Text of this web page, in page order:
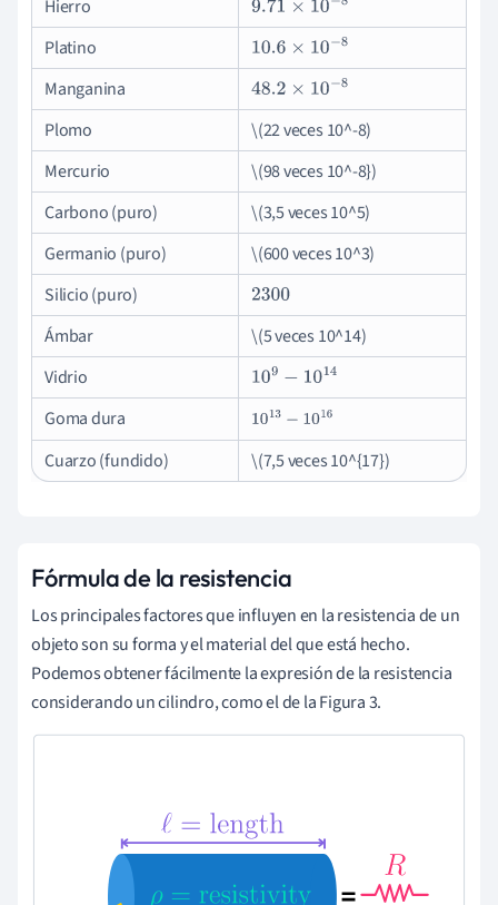
Hierro 9.71× 10 −8
Platino
10.6× 10 −8
Manganina
48.2× 10 −8
Plomo
\(22 veces 10^-8)
Mercurio
\(98 veces 10^-8})
Carbono (puro)
\(3,5 veces 10^5)
Germanio (puro)
\(600 veces 10^3)
Silicio (puro)
2300
Ámbar
\(5 veces 10^14)
Vidrio
109−10 14
Goma dura
1013 −1016
Cuarzo (fundido) \(7,5 veces 10^{17})
Fórmula de la resistencia
Los principales factores que influyen en la resistencia de un
objeto son su forma y el material del que está hecho.
Podemos obtener fácilmente la expresión de la resistencia
considerando un cilindro, como el de la Figura 3.